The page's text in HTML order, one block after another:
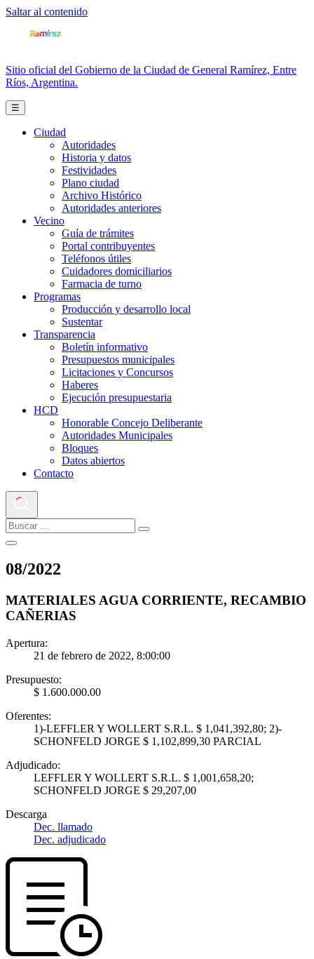
Saltar al contenido
Sitio oficial del Gobierno de la Ciudad de General Ramírez, Entre
Ríos, Argentina.
☰
Ciudad
Autoridades
Historia y datos
Festividades
Plano ciudad
Archivo Histórico
Autoridades anteriores
Vecino
Guía de trámites
Portal contribuyentes
Teléfonos útiles
Cuidadores domiciliarios
Farmacia de turno
Programas
Producción y desarrollo local
Sustentar
Transparencia
Boletín informativo
Presupuestos municipales
Licitaciones y Concursos
Haberes
Ejecución presupuestaria
HCD
Honorable Concejo Deliberante
Autoridades Municipales
Bloques
Datos abiertos
Contacto
08/2022
MATERIALES AGUA CORRIENTE, RECAMBIO
CAÑERIAS
Apertura:
21 de febrero de 2022, 8:00:00
Presupuesto:
$ 1.600.000.00
Oferentes:
1)-LEFFLER Y WOLLERT S.R.L. $ 1,041,392,80; 2)-
SCHONFELD JORGE $ 1,102,899,30 PARCIAL
Adjudicado:
LEFFLER Y WOLLERT S.R.L. $ 1,001,658,20;
SCHONFELD JORGE $ 29,207,00
Descarga
Dec. llamado
Dec. adjudicado